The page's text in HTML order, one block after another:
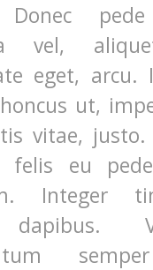
Donec
vel,
eget, arcu.
ut,
vitae,
felis eu
Integer